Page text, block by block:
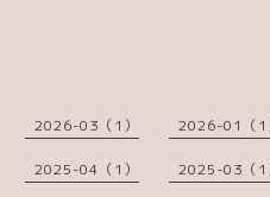
2026-03（1） 2026-01（1
2025-04（1） 2025-03（1